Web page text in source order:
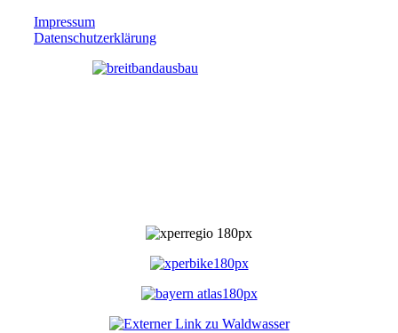
Impressum
Datenschutzerklärung